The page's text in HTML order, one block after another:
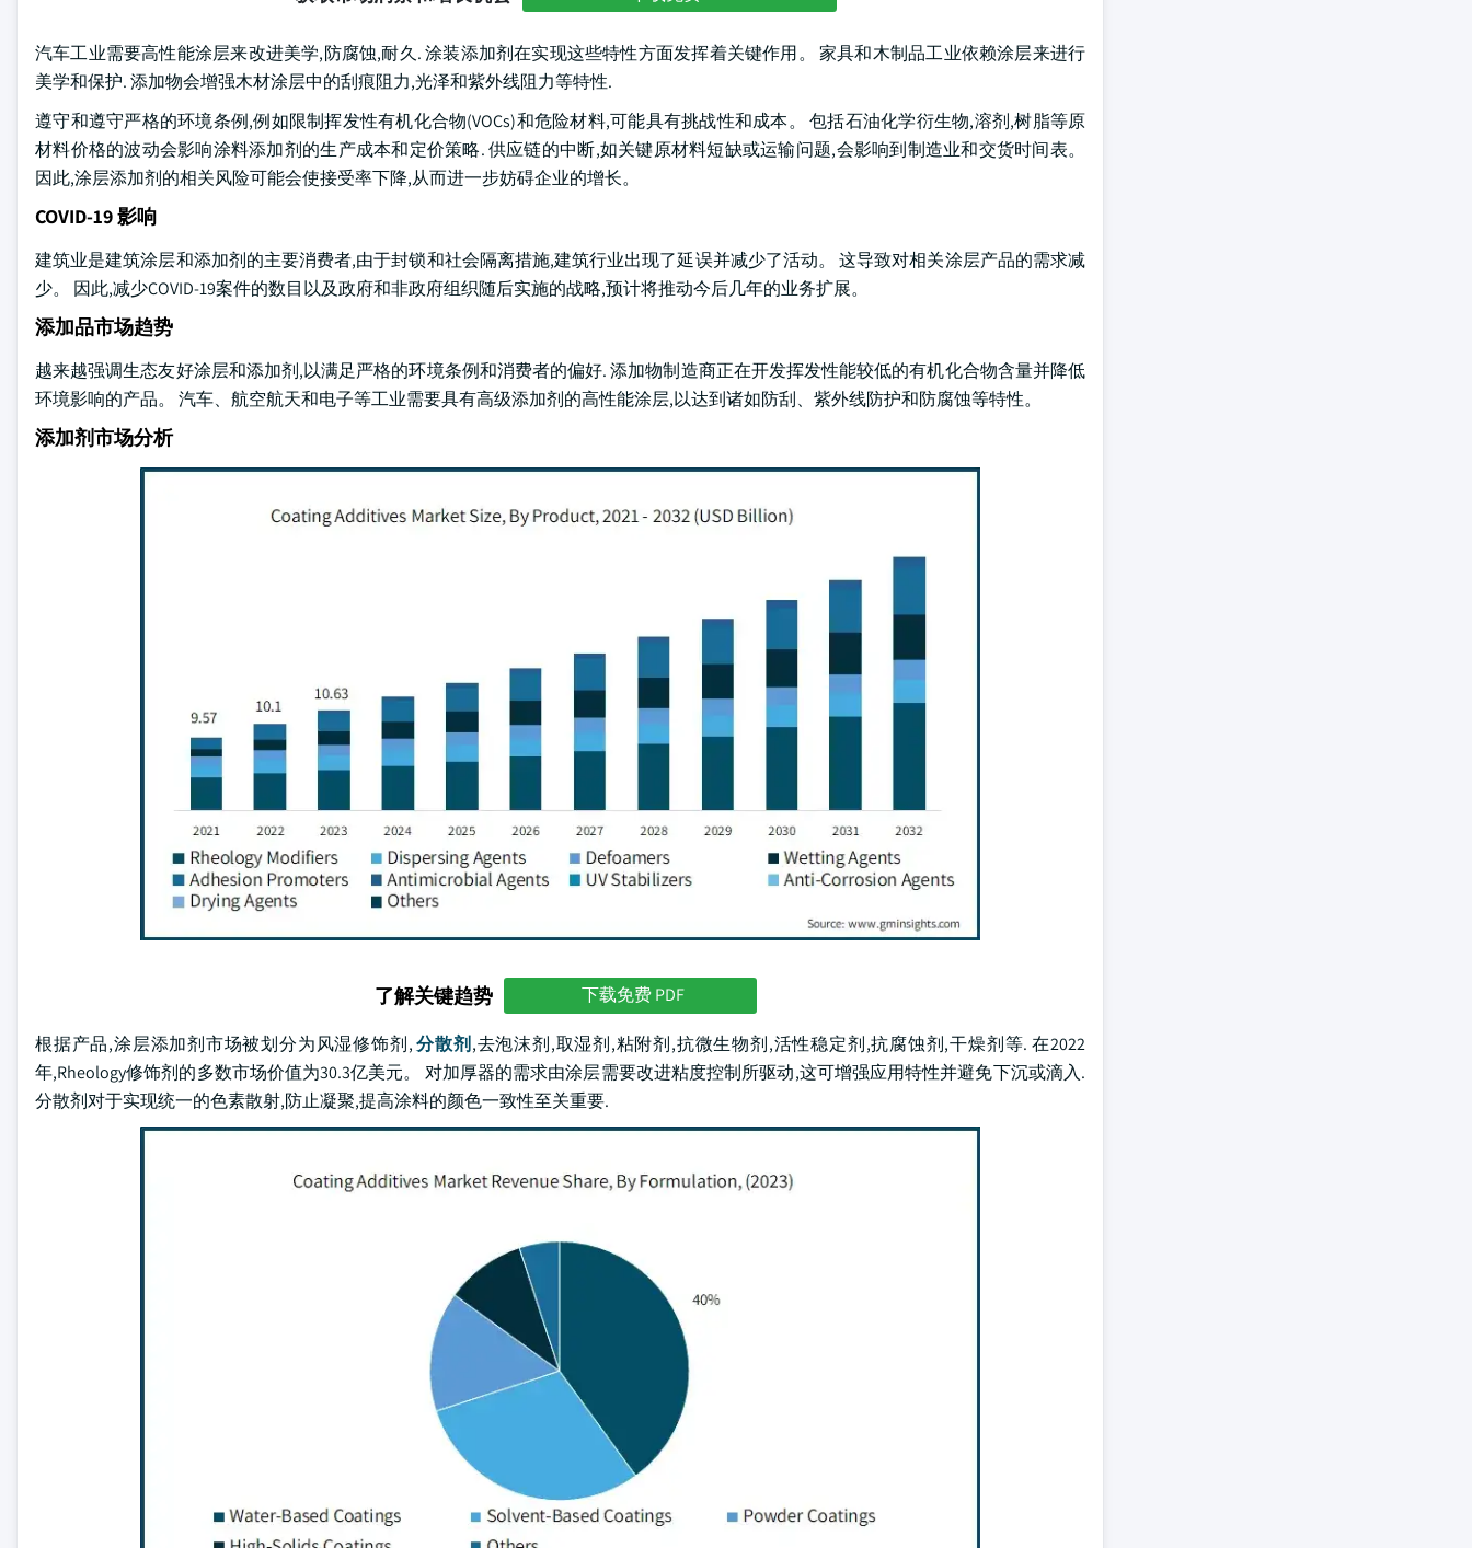
汽车工业需要高性能涂层来改进美学,防腐蚀,耐久. 涂装添加剂在实现这些特性方面发挥着关键作用。 家具和木制品工业依赖涂层来进行
美学和保护. 添加物会增强木材涂层中的刮痕阻力,光泽和紫外线阻力等特性.
遵守和遵守严格的环境条例,例如限制挥发性有机化合物(VOCs)和危险材料,可能具有挑战性和成本。 包括石油化学衍生物,溶剂,树脂等原
材料价格的波动会影响涂料添加剂的生产成本和定价策略. 供应链的中断,如关键原材料短缺或运输问题,会影响到制造业和交货时间表。
因此,涂层添加剂的相关风险可能会使接受率下降,从而进一步妨碍企业的增长。
COVID-19 影响
建筑业是建筑涂层和添加剂的主要消费者,由于封锁和社会隔离措施,建筑行业出现了延误并减少了活动。 这导致对相关涂层产品的需求减
少。 因此,减少COVID-19案件的数目以及政府和非政府组织随后实施的战略,预计将推动今后几年的业务扩展。
添加品市场趋势
越来越强调生态友好涂层和添加剂,以满足严格的环境条例和消费者的偏好. 添加物制造商正在开发挥发性能较低的有机化合物含量并降低
环境影响的产品。 汽车、航空航天和电子等工业需要具有高级添加剂的高性能涂层,以达到诸如防刮、紫外线防护和防腐蚀等特性。
添加剂市场分析
了解关键趋势 下载免费 PDF
根据产品,涂层添加剂市场被划分为风湿修饰剂,分散剂,去泡沫剂,取湿剂,粘附剂,抗微生物剂,活性稳定剂,抗腐蚀剂,干燥剂等. 在2022
年,Rheology修饰剂的多数市场价值为30.3亿美元。 对加厚器的需求由涂层需要改进粘度控制所驱动,这可增强应用特性并避免下沉或滴入.
分散剂对于实现统一的色素散射,防止凝聚,提高涂料的颜色一致性至关重要.